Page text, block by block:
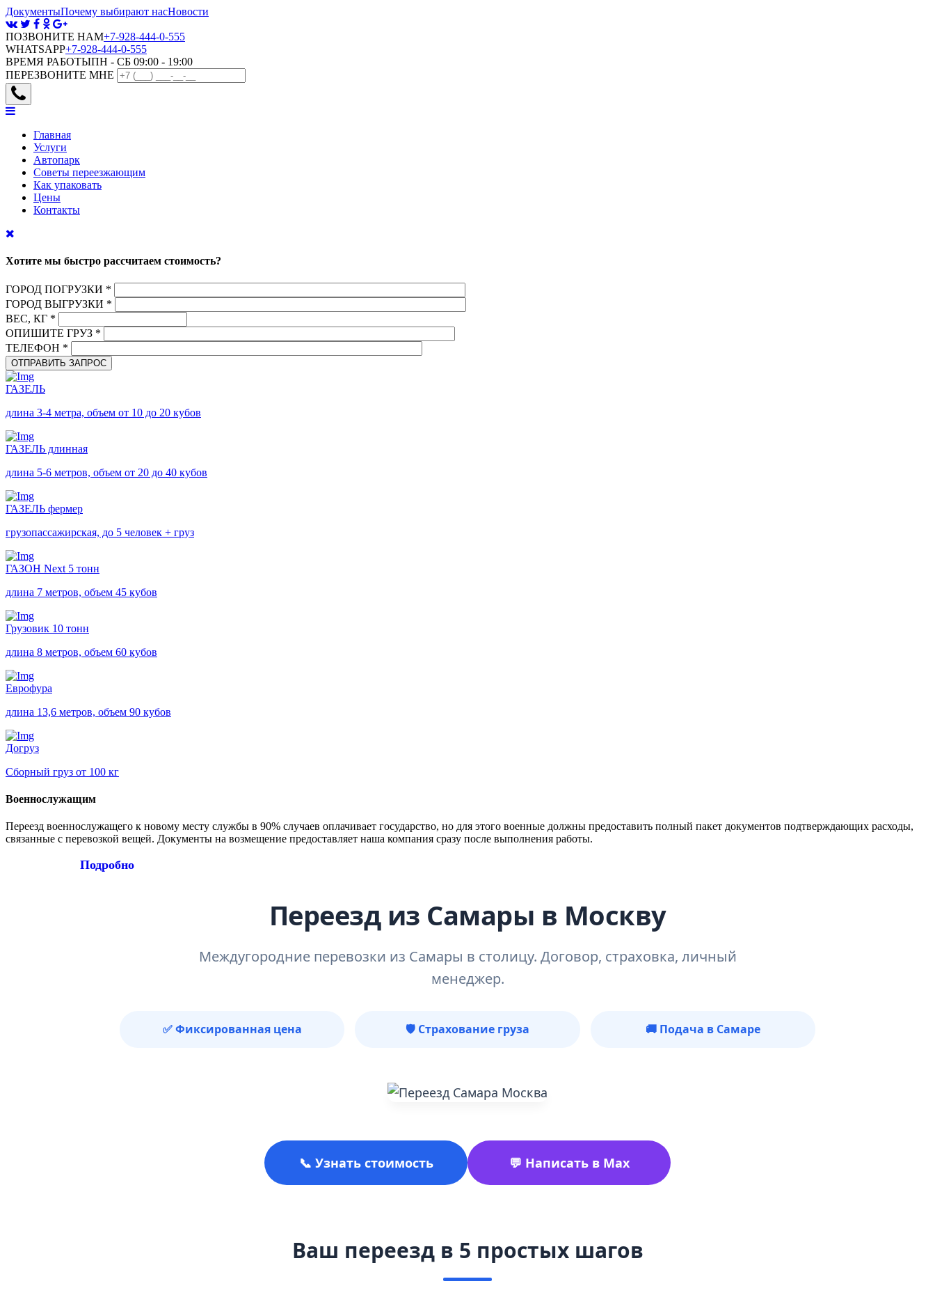
ДокументыПочему выбирают насНовости
ПОЗВОНИТЕ НАМ+7-928-444-0-555
WHATSAPP+7-928-444-0-555
ВРЕМЯ РАБОТЫПН - СБ 09:00 - 19:00
ПЕРЕЗВОНИТЕ МНЕ
Главная
Услуги
Автопарк
Советы переезжающим
Как упаковать
Цены
Контакты
Хотите мы быстро рассчитаем стоимость?
ГОРОД ПОГРУЗКИ *
ГОРОД ВЫГРУЗКИ *
ВЕС, КГ *
ОПИШИТЕ ГРУЗ *
ТЕЛЕФОН *
ГАЗЕЛЬ
длина 3-4 метра, объем от 10 до 20 кубов
ГАЗЕЛЬ длинная
длина 5-6 метров, объем от 20 до 40 кубов
ГАЗЕЛЬ фермер
грузопассажирская, до 5 человек + груз
ГАЗОН Next 5 тонн
длина 7 метров, объем 45 кубов
Грузовик 10 тонн
длина 8 метров, объем 60 кубов
Еврофура
длина 13,6 метров, объем 90 кубов
Догруз
Сборный груз от 100 кг
Военнослужащим
Переезд военнослужащего к новому месту службы в 90% случаев оплачивает государство, но для этого военные должны предоставить полный пакет документов подтверждающих расходы,
связанные с перевозкой вещей. Документы на возмещение предоставляет наша компания сразу после выполнения работы.
Подробно
Переезд из Самары в Москву
Междугородние перевозки из Самары в столицу. Договор, страховка, личный
менеджер.
✅ Фиксированная цена 🛡️ Страхование груза 🚚 Подача в Самаре
📞 Узнать стоимость 💬 Написать в Max
Ваш переезд в 5 простых шагов